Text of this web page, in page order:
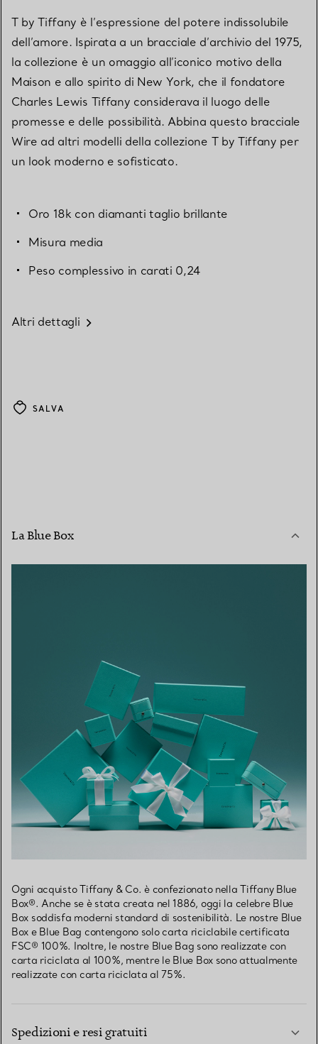
T by Tiffany è l’espressione del potere indissolubile
dell’amore. Ispirata a un bracciale d’archivio del 1975,
la collezione è un omaggio all’iconico motivo della
Maison e allo spirito di New York, che il fondatore
Charles Lewis Tiffany considerava il luogo delle
promesse e delle possibilità. Abbina questo bracciale
Wire ad altri modelli della collezione T by Tiffany per
un look moderno e sofisticato.
Oro 18k con diamanti taglio brillante
Misura media
Peso complessivo in carati 0,24
Altri dettagli
SALVA
La Blue Box
Ogni acquisto Tiffany & Co. è confezionato nella Tiffany Blue
Box®. Anche se è stata creata nel 1886, oggi la celebre Blue
Box soddisfa moderni standard di sostenibilità. Le nostre Blue
Box e Blue Bag contengono solo carta riciclabile certificata
FSC® 100%. Inoltre, le nostre Blue Bag sono realizzate con
carta riciclata al 100%, mentre le Blue Box sono attualmente
realizzate con carta riciclata al 75%.
Spedizioni e resi gratuiti